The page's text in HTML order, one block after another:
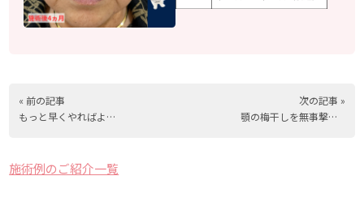
« 前の記事
もっと早くやればよかった…眉ｱｰﾄﾒｲｸ【比嘉主任】
次の記事 »
顎の梅干しを無事撃退しました
施術例のご紹介一覧